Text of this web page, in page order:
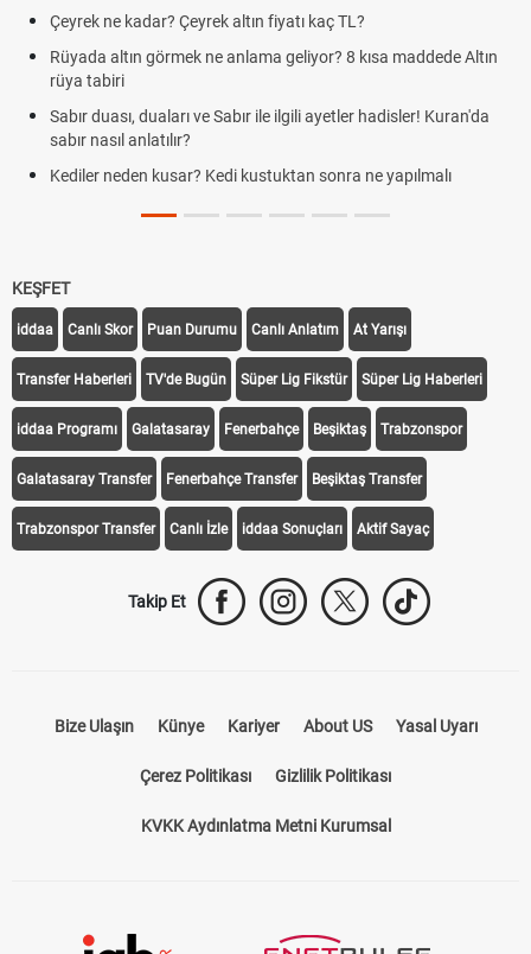
Altın
Kuran'da
Kravat nasıl bağlanır? En kolay kravat bağlama
Cemre düştü mü? Kış cemresi ne zaman düşer?
Rüyada kedi görmek en anlama geliyor? Kedi
Evde çilek reçeli nasıl yapılır? Kimsenin bilmediği
tarifi
KEŞFET
iddaa Canlı Skor Puan Durumu Canlı Anlatım At Yarışı
Transfer Haberleri TV'de Bugün Süper Lig Fikstür Süper Lig Haberleri
iddaa Programı Galatasaray Fenerbahçe Beşiktaş Trabzonspor
Galatasaray Transfer Fenerbahçe Transfer Beşiktaş Transfer
Trabzonspor Transfer Canlı İzle iddaa Sonuçları Aktif Sayaç
Takip Et
Bize Ulaşın Künye Kariyer About US Yasal Uyarı
Çerez Politikası Gizlilik Politikası
KVKK Aydınlatma Metni Kurumsal